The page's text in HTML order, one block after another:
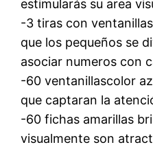
estimularás su area
-3 tiras con
que los pequeños se
asociar numeros con
-60 ventanillascolor
que captaran la
-60 fichas amarillas
visualmente son